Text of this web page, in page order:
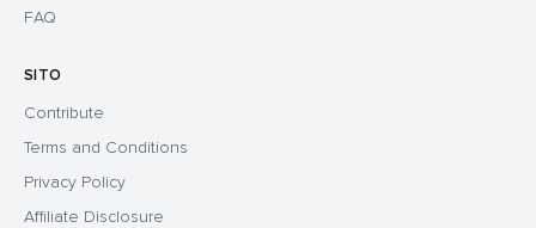
FAQ
SITO
Contribute
Terms and Conditions
Privacy Policy
Affiliate Disclosure